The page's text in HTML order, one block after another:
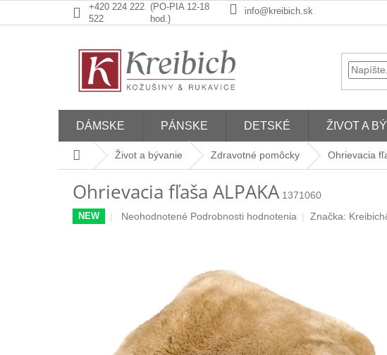
+420 224 222
522
(PO-PIA 12-18
hod.)
info@kreibich.sk
DÁMSKE PÁNSKE DETSKÉ ŽIVOT A
DomovŽivot a bývanie Zdravotné pomôcky Ohrievacia
Ohrievacia fľaša ALPAKA 1371060
NEW
Priemerné
hviezdičiek.
Neohodnotené Podrobnosti hodnotenia Značka: